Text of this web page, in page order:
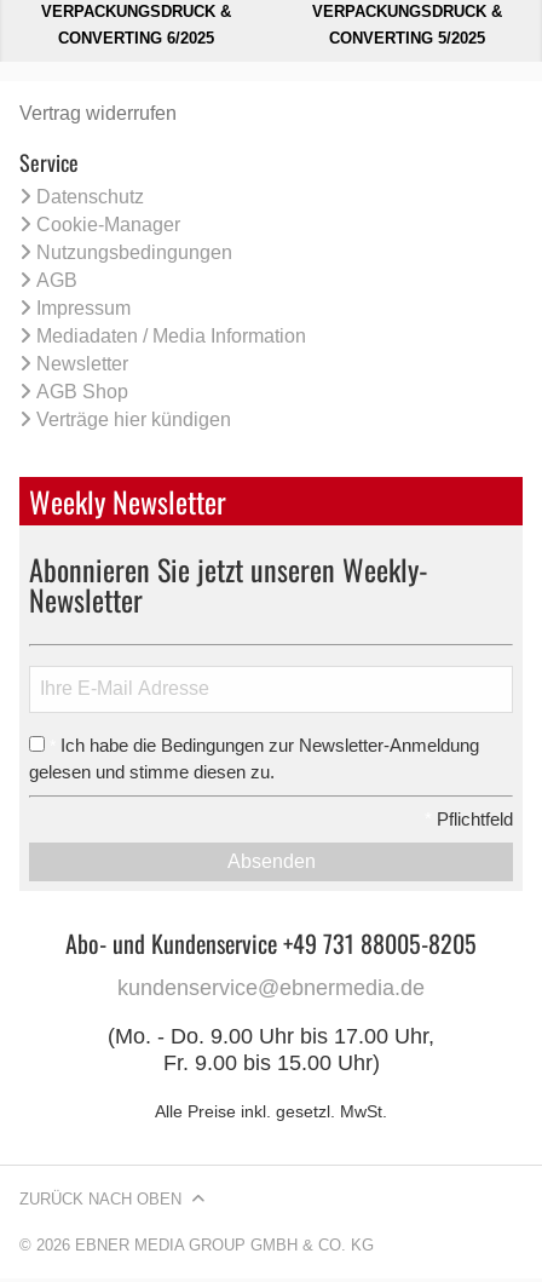
VERPACKUNGSDRUCK &
CONVERTING 6/2025
VERPACKUNGSDRUCK &
CONVERTING 5/2025
Vertrag widerrufen
Service
Datenschutz
Cookie-Manager
Nutzungsbedingungen
AGB
Impressum
Mediadaten / Media Information
Newsletter
AGB Shop
Verträge hier kündigen
Weekly Newsletter
Abonnieren Sie jetzt unseren Weekly-
Newsletter
Ich habe die Bedingungen zur Newsletter-Anmeldung
gelesen und stimme diesen zu.
Pflichtfeld
Absenden
Abo- und Kundenservice +49 731 88005-8205
kundenservice@ebnermedia.de
(Mo. - Do. 9.00 Uhr bis 17.00 Uhr,
Fr. 9.00 bis 15.00 Uhr)
Alle Preise inkl. gesetzl. MwSt.
© 2026 EBNER MEDIA GROUP GMBH & CO. KG
ZURÜCK NACH OBEN